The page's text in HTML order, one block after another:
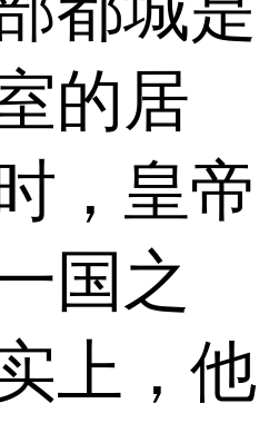
的居
，皇帝
国之
上，他